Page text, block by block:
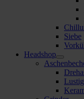
Siebe
Headshop